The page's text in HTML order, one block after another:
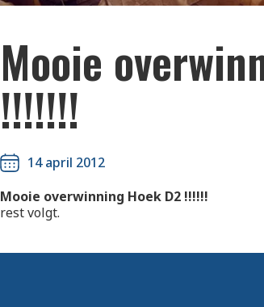
Mooie
!!!!!!!
14 april 2012
Mooie overwinning Hoek D2 !!!!!!
rest volgt.